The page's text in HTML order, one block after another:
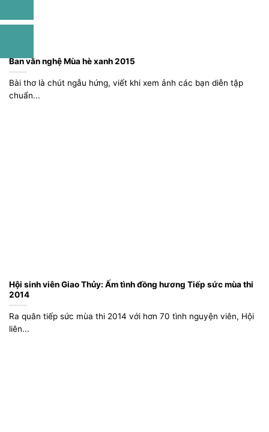
Ban văn nghệ Mùa hè xanh 2015
Bài thơ là chút ngẫu hứng, viết khi xem ảnh các bạn diễn tập
chuẩn...
Hội sinh viên Giao Thủy: Ấm tình đồng hương Tiếp sức mùa thi
2014
Ra quân tiếp sức mùa thi 2014 với hơn 70 tình nguyện viên, Hội
liên...